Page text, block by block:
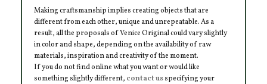
Making craftsmanship implies creating objects that are
different from each other, unique and unrepeatable. As a
result, all the proposals of Venice Original could vary slightly
in color and shape, depending on the availability of raw
materials, inspiration and creativity of the moment.
If you do not find online what you want or would like
something slightly different, contact usspecifying your